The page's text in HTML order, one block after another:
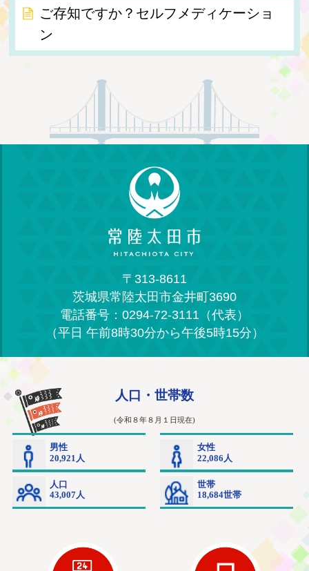
ご存知ですか？セルフメディケーショ
ン
〒313-8611
茨城県常陸太田市金井町3690
電話番号：0294-72-3111（代表）
（平日 午前8時30分から午後5時15分）